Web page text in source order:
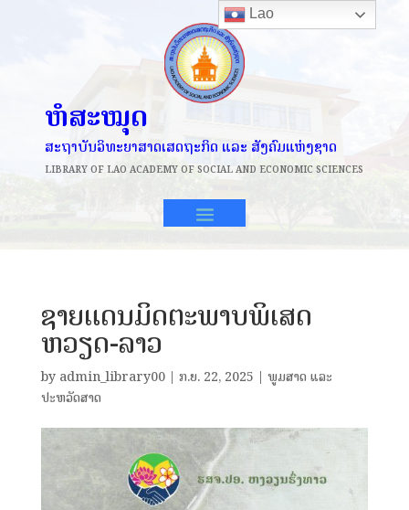
ຫໍສະໝຸດ
ສະຖາບັນວິທະຍາສາດເສດຖະກິດ ແລະ ສັງຄົມແຫ່ງຊາດ
LIBRARY OF LAO ACADEMY OF SOCIAL AND ECONOMIC SCIENCES
ຊາຍແດນມິດຕະພາບພິເສດ
ຫວຽດ-ລາວ
by admin_library00| ກ.ຍ. 22, 2025 | ພູມສາດ ແລະ
ປະຫວັດສາດ
Lao